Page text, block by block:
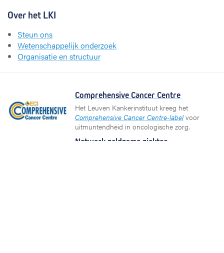
Over het LKI
Steun ons
Wetenschappelijk onderzoek
Organisatie en structuur
Comprehensive Cancer Centre
Het Leuven Kankerinstituut kreeg het
Comprehensive Cancer Centre-labelvoor
uitmuntendheid in oncologische zorg.
Netwerk zeldzame ziekten